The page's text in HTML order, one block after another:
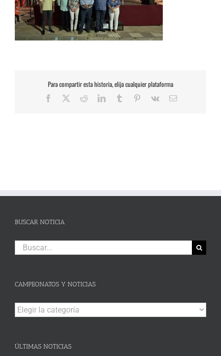
Para compartir esta historia, elija cualquier plataforma
Facebook RedditLinkedInTumblr Pinterest
Vk
Correo
BUSCAR NOTICIA
Buscar:
CAMPEONATOS Y NOTICIAS
Campeonatos
y
ÚLTIMAS NOTICIAS